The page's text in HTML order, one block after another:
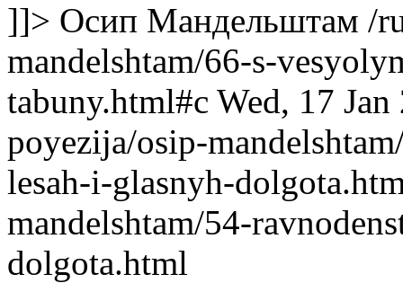
]]> Осип Мандельштам /
mandelshtam/66-s-
tabuny.html#c Wed, 17
poyezija/osip-
lesah-i-glasnyh-
mandelshtam/54-
dolgota.html